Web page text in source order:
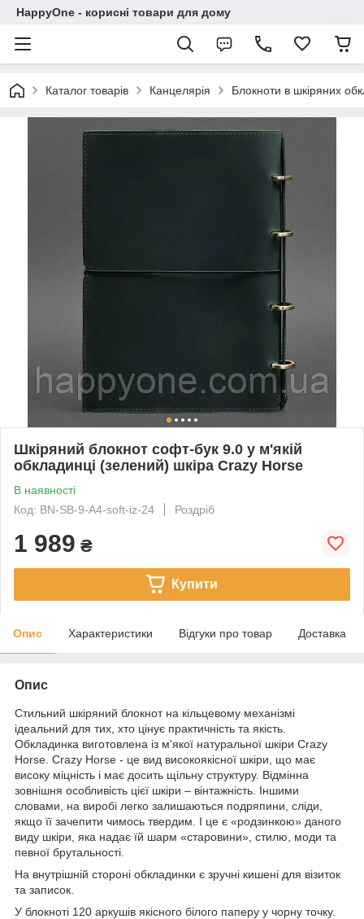
HappyOne - корисні товари для дому
Каталог товарів Канцелярія Блокноти в шкіряних
Шкіряний блокнот cофт-бук 9.0 у м'якій
обкладинці (зелений) шкіра Crazy Horse
В наявності
Код: BN-SB-9-A4-soft-iz-24
Роздріб
1 989 ₴
Купити
Опис Характеристики Відгуки про товар Доставка
Опис
Стильний шкіряний блокнот на кільцевому механізмі
ідеальний для тих, хто цінує практичність та якість.
Обкладинка виготовлена із м'якої натуральної шкіри Crazy
Horse. Crazy Horse - це вид високоякісної шкіри, що має
високу міцність і має досить щільну структуру. Відмінна
зовнішня особливість цієї шкіри – вінтажність. Іншими
словами, на виробі легко залишаються подряпини, сліди,
якщо її зачепити чимось твердим. І це є «родзинкою» даного
виду шкіри, яка надає їй шарм «старовини», стилю, моди та
певної брутальності.
На внутрішній стороні обкладинки є зручні кишені для візиток
та записок.
У блокноті 120 аркушів якісного білого паперу у чорну точку.